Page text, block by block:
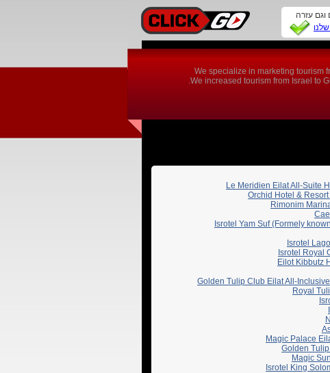
וגם עזרה
We specialize in marketing tourism
We increased tourism from Israel to
Le Meridien Eilat All-Suite
Orchid Hotel & Resort
Rimonim
Isrotel Yam Suf (Formely
Isrotel
Isrotel Royal
Eilot Kibbutz
Golden Tulip Club Eilat All-
Royal
Magic Palace
Golden
Magic
Isrotel King